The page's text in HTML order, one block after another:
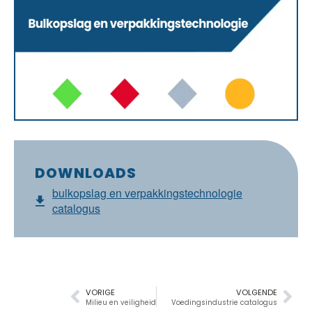
DOWNLOADS
bulkopslag en verpakkingstechnologie
catalogus
VOLGENDE
Voedingsindustrie catalogus
VORIGE
Milieu en veiligheid